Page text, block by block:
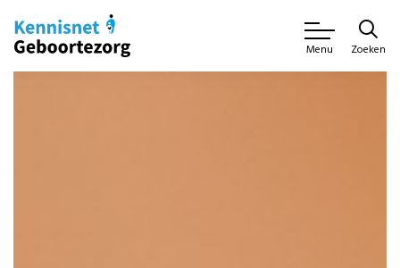
Menu Zoeken